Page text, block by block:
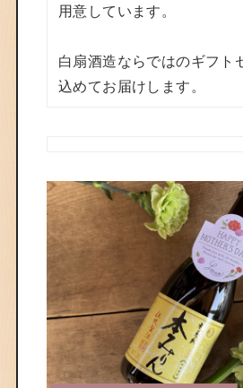
用意しています。
白扇酒造ならではのギフト
込めてお届けします。